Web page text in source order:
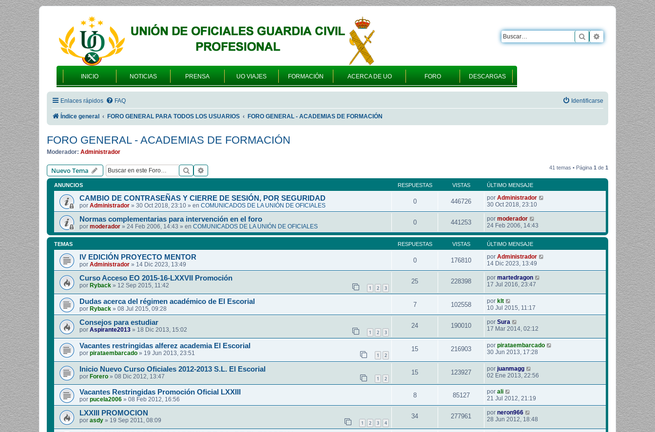
INICIO NOTICIAS PRENSA UO VIAJES FORMACIÓN ACERCA DE UO FORO DESCARGAS
Buscar Búsqueda
Enlaces rápidos FAQ Identificarse
Índice general FORO GENERAL PARA TODOS LOS USUARIOS FORO GENERAL - ACADEMIAS DE FORMACIÓN
FORO GENERAL - ACADEMIAS DE FORMACIÓN
Moderador: Administrador
Nuevo Tema Buscar 41 temas • Página 1 de 1
ANUNCIOS RESPUESTAS VISTAS ÚLTIMO MENSAJE
CAMBIO DE CONTRASEÑAS Y CIERRE DE SESIÓN, POR SEGURIDAD
por Administrador » 30 Oct 2018, 23:10 » en COMUNICADOS DE LA UNIÓN DE OFICIALES
0 446726 por Administrador
30 Oct 2018, 23:10
Normas complementarias para intervención en el foro
por moderador » 24 Feb 2006, 14:43 » en COMUNICADOS DE LA UNIÓN DE OFICIALES
0 441253 por moderador
24 Feb 2006, 14:43
TEMAS RESPUESTAS VISTAS ÚLTIMO MENSAJE
IV EDICIÓN PROYECTO MENTOR
por Administrador » 14 Dic 2023, 13:49
0 176810 por Administrador
14 Dic 2023, 13:49
Curso Acceso EO 2015-16-LXXVII Promoción
por Ryback » 12 Sep 2015, 11:42 1 2 3
25 228398 por martedragon
17 Jul 2016, 23:47
Dudas acerca del régimen académico de El Escorial
por Ryback » 08 Jul 2015, 09:28
7 102558 por klt
10 Jul 2015, 11:17
Consejos para estudiar
por Aspirante2013 » 18 Dic 2013, 15:02 1 2 3
24 190010 por Sura
17 Mar 2014, 02:12
Vacantes restringidas alferez academia El Escorial
por pirataembarcado » 19 Jun 2013, 23:51 1 2
15 216903 por pirataembarcado
30 Jun 2013, 17:28
Inicio Nuevo Curso Oficiales 2012-2013 S.L. El Escorial
por Forero » 08 Dic 2012, 13:47 1 2
15 123927 por juanmagg
02 Ene 2013, 22:56
Vacantes Restringidas Promoción Oficial LXXIII
por pucela2006 » 08 Feb 2012, 16:56
8 85127 por ali
21 Jul 2012, 21:19
LXXIII PROMOCION
por asdy » 19 Sep 2011, 08:09 1 2 3 4
34 277961 por neron966
28 Jun 2012, 18:48